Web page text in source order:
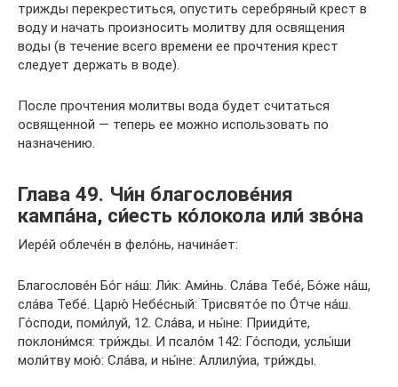
трижды перекреститься, опустить серебряный крест в
воду и начать произносить молитву для освящения
воды (в течение всего времени ее прочтения крест
следует держать в воде).
После прочтения молитвы вода будет считаться
освященной — теперь ее можно использовать по
назначению.
Глава 49. Чи́н благослове́ния
кампа́на, си́есть ко́локола или́ зво́на
Иере́й облече́н в фело́нь, начина́ет:
Благослове́н Бо́г на́ш: Ли́к: Ами́нь. Сла́ва Тебе́, Бо́же на́ш,
сла́ва Тебе́. Царю́ Небе́сный: Трисвято́е по О́тче на́ш.
Го́споди, поми́луй, 12. Сла́ва, и ны́не: Прииди́те,
поклони́мся: три́жды. И псало́м 142: Го́споди, услы́ши
моли́тву мою́: Сла́ва, и ны́не: Аллилу́иа, три́жды.